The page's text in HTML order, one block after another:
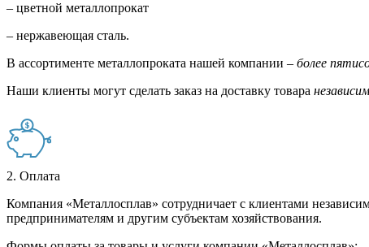
– цветной металлопрокат
– нержавеющая сталь.
В ассортименте металлопроката нашей компании – более
Наши клиенты могут сделать заказ на доставку товара
2. Оплата
Компания «Металлосплав» сотрудничает с клиентами
предпринимателям и другим субъектам хозяйствования.